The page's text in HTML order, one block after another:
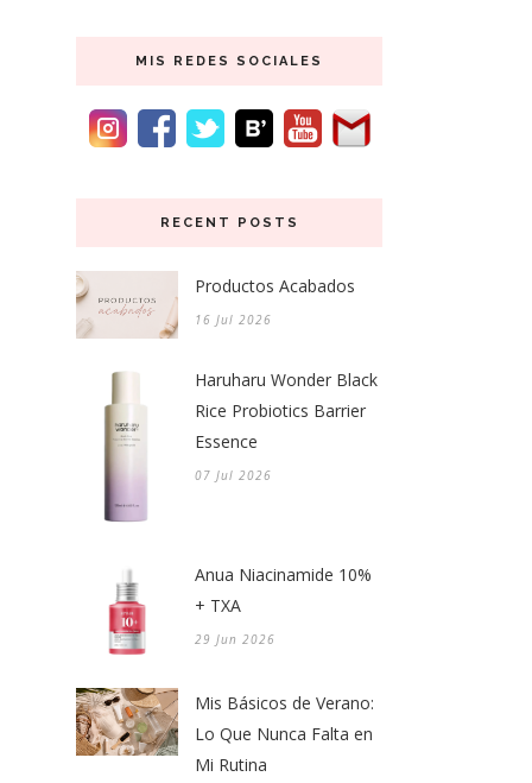
MIS REDES SOCIALES
RECENT POSTS
Productos Acabados
16 Jul 2026
Haruharu Wonder Black
Rice Probiotics Barrier
Essence
07 Jul 2026
Anua Niacinamide 10%
+ TXA
29 Jun 2026
Mis Básicos de Verano:
Lo Que Nunca Falta en
Mi Rutina